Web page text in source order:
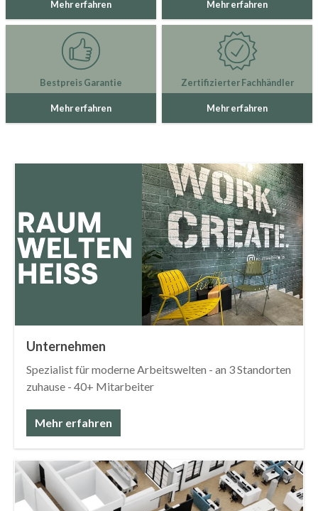
Mehr erfahren Mehr erfahren
Bestpreis Garantie
Mehr erfahren
Zertifizierter Fachhändler
Mehr erfahren
Unternehmen
Spezialist für moderne Arbeitswelten - an 3 Standorten
zuhause - 40+ Mitarbeiter
Mehr erfahren